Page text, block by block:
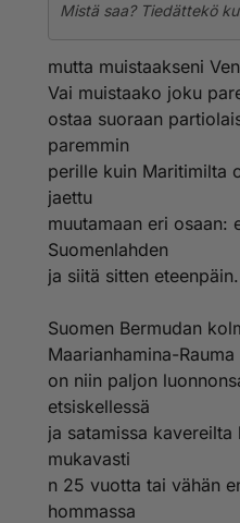
Mistä saa? Tiedättekö
mutta muistaakseni
Vai muistaako joku
ostaa suoraan
paremmin
perille kuin Maritimilta
jaettu
muutamaan eri osaan:
Suomenlahden
ja siitä sitten eteenpäin.
Suomen Bermudan
Maarianhamina-Rauma
on niin paljon
etsiskellessä
ja satamissa kavereilta
mukavasti
n 25 vuotta tai vähän
hommassa